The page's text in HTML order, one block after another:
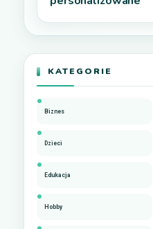
KATEGORIE
Biznes
Dzieci
Edukacja
Hobby